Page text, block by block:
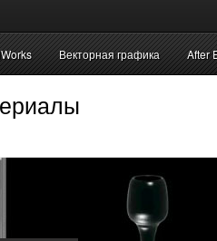
Векторная графика After